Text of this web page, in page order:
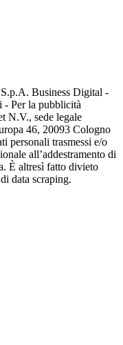
Business Digital -
- Per la pubblicità
N.V., sede legale
46, 20093 Cologno
personali trasmessi e/o
all’addestramento di
È altresì fatto divieto
data scraping.